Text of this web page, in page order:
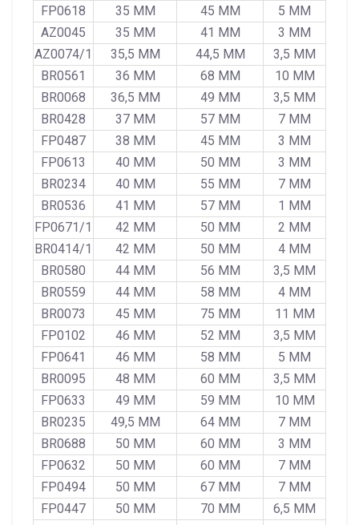
FP0618
35 MM 45 MM
5 MM
AZ0045
35 MM 41 MM
3 MM
AZ0074/1
35,5 MM 44,5 MM
3,5 MM
BR0561
36 MM 68 MM
10 MM
BR0068
36,5 MM 49 MM
3,5 MM
BR0428
37 MM 57 MM
7 MM
FP0487
38 MM 45 MM
3 MM
FP0613
40 MM 50 MM
3 MM
BR0234
40 MM 55 MM
7 MM
BR0536
41 MM 57 MM
1 MM
FP0671/1
42 MM 50 MM
2 MM
BR0414/1
42 MM 50 MM
4 MM
BR0580
44 MM 56 MM
3,5 MM
BR0559
44 MM 58 MM
4 MM
BR0073
45 MM 75 MM
11 MM
FP0102
46 MM 52 MM
3,5 MM
FP0641
46 MM 58 MM
5 MM
BR0095
48 MM 60 MM
3,5 MM
FP0633
49 MM 59 MM
10 MM
BR0235
49,5 MM 64 MM
7 MM
BR0688
50 MM 60 MM
3 MM
FP0632
50 MM 60 MM
7 MM
FP0494
50 MM 67 MM
7 MM
FP0447
50 MM 70 MM
6,5 MM